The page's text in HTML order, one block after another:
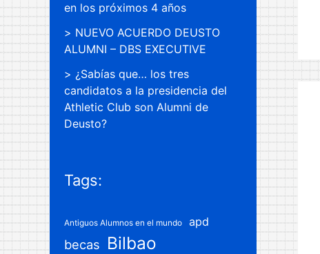
en los próximos 4 años
NUEVO ACUERDO DEUSTO
ALUMNI – DBS EXECUTIVE
¿Sabías que… los tres
candidatos a la presidencia del
Athletic Club son Alumni de
Deusto?
Tags:
Antiguos Alumnos en el mundo apd
becas Bilbao